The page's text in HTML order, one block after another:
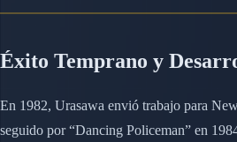
Éxito Temprano y
En 1982, Urasawa envió trabajo para
seguido por “Dancing Policeman” en